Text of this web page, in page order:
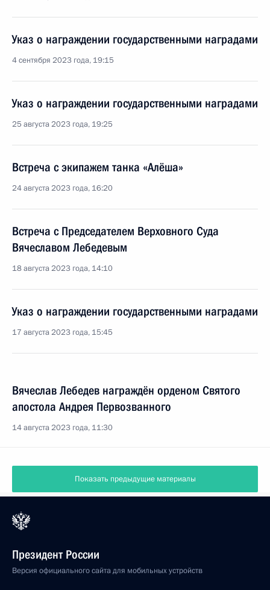
Указ о награждении государственными наградами
4 сентября 2023 года, 19:15
Указ о награждении государственными наградами
25 августа 2023 года, 19:25
Встреча с экипажем танка «Алёша»
24 августа 2023 года, 16:20
Встреча с Председателем Верховного Суда
Вячеславом Лебедевым
18 августа 2023 года, 14:10
Указ о награждении государственными наградами
17 августа 2023 года, 15:45
Вячеслав Лебедев награждён орденом Святого
апостола Андрея Первозванного
14 августа 2023 года, 11:30
Показать предыдущие материалы
Президент России
Версия официального сайта для мобильных устройств